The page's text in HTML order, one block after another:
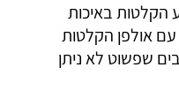
הקלטות באיכות
אולפן הקלטות
שפשוט לא ניתן